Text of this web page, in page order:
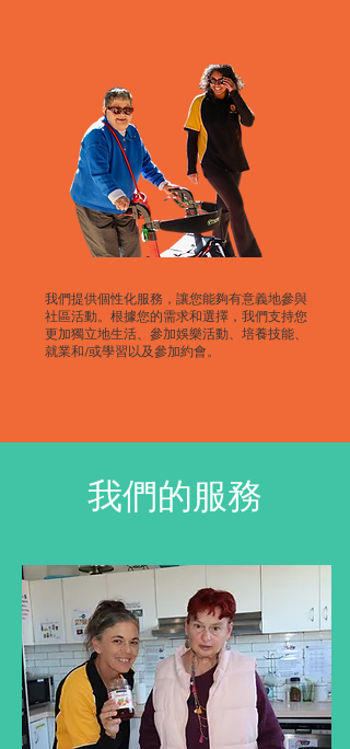
我們提供個性化服務，讓您能夠有意義地參與
社區活動。根據您的需求和選擇，我們支持您
更加獨立地生活、參加娛樂活動、培養技能、
就業和/或學習以及參加約會。
我們的服務